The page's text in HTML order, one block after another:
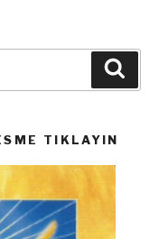
TIKLAYIN